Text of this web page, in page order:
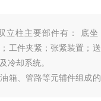
立柱主要部件有： 底坐
工件夹紧；张紧装置；
冷却系统。
箱、管路等元辅件组成的